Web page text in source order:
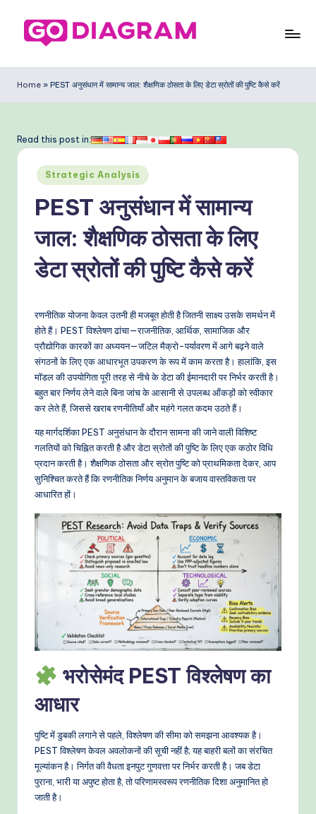
o
ia
g
ra
m
di
a
-
P
o
e
A
W
o
fl
o
w
&
M
o
d
Home » PEST अनुसंधान में सामान्य जाल: शैक्षणिक ठोसता के लिए डेटा स्रोतों की पुष्टि कैसे करें
Read this post in:
Posted
in
Strategic Analysis
PEST अनुसंधान में सामान्य
जाल: शैक्षणिक ठोसता के लिए
डेटा स्रोतों की पुष्टि कैसे करें
रणनीतिक योजना केवल उतनी ही मजबूत होती है जितनी साक्ष्य उसके समर्थन में
होते हैं। PEST विश्लेषण ढांचा—राजनीतिक, आर्थिक, सामाजिक और
प्रौद्योगिक कारकों का अध्ययन—जटिल मैक्रो-पर्यावरण में आगे बढ़ने वाले
संगठनों के लिए एक आधारभूत उपकरण के रूप में काम करता है। हालांकि, इस
मॉडल की उपयोगिता पूरी तरह से नीचे के डेटा की ईमानदारी पर निर्भर करती है।
बहुत बार निर्णय लेने वाले बिना जांच के आसानी से उपलब्ध आँकड़ों को स्वीकार
कर लेते हैं, जिससे खराब रणनीतियाँ और महंगे गलत कदम उठते हैं।
यह मार्गदर्शिका PEST अनुसंधान के दौरान सामना की जाने वाली विशिष्ट
गलतियों को चिह्नित करती है और डेटा स्रोतों की पुष्टि के लिए एक कठोर विधि
प्रदान करती है। शैक्षणिक ठोसता और स्रोत पुष्टि को प्राथमिकता देकर, आप
सुनिश्चित करते हैं कि रणनीतिक निर्णय अनुमान के बजाय वास्तविकता पर
आधारित हों।
भरोसेमंद PEST विश्लेषण का
आधार
पुष्टि में डुबकी लगाने से पहले, विश्लेषण की सीमा को समझना आवश्यक है।
PEST विश्लेषण केवल अवलोकनों की सूची नहीं है; यह बाहरी बलों का संरचित
मूल्यांकन है। निर्गत की वैधता इनपुट गुणवत्ता पर निर्भर करती है। जब डेटा
पुराना, भारी या अपुष्ट होता है, तो परिणामस्वरूप रणनीतिक दिशा अनुमानित हो
जाती है।